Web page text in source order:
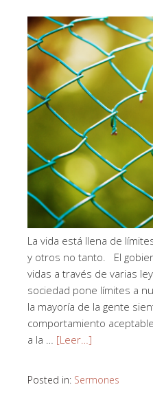
La vida está llena de
y otros no tanto. El
vidas a través de varias
sociedad pone límites a
la mayoría de la gente
comportamiento
a la … [Leer…]
Posted in: Sermones